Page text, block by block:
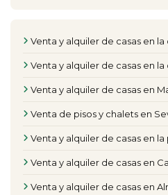
Venta y alquiler de casas en la
Venta y alquiler de casas en la
Venta y alquiler de casas en
Venta de pisos y chalets en
Venta y alquiler de casas en
Venta y alquiler de casas en
Venta y alquiler de casas en